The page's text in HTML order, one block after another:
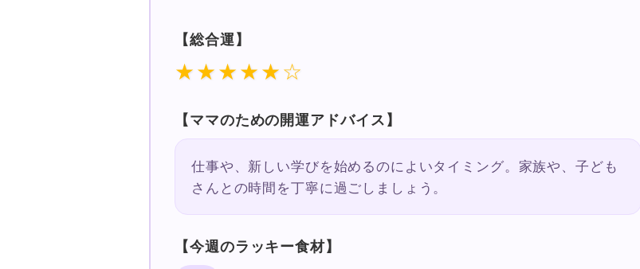
【総合運】
★★★★★☆
【ママのための開運アドバイス】
仕事や、新しい学びを始めるのによいタイミング。家族や、子ども
さんとの時間を丁寧に過ごしましょう。
【今週のラッキー食材】